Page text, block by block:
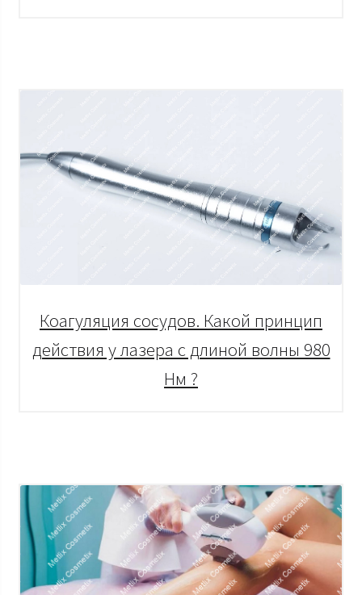
Коагуляция сосудов. Какой принцип
действия у лазера с длиной волны 980
Нм ?